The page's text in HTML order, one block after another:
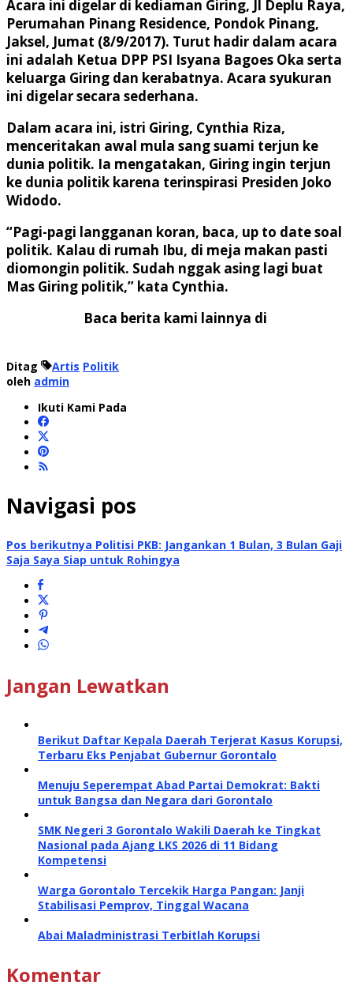
Acara ini digelar di kediaman Giring, Jl Deplu Raya,
Perumahan Pinang Residence, Pondok Pinang,
Jaksel, Jumat (8/9/2017). Turut hadir dalam acara
ini adalah Ketua DPP PSI Isyana Bagoes Oka serta
keluarga Giring dan kerabatnya. Acara syukuran
ini digelar secara sederhana.
Dalam acara ini, istri Giring, Cynthia Riza,
menceritakan awal mula sang suami terjun ke
dunia politik. Ia mengatakan, Giring ingin terjun
ke dunia politik karena terinspirasi Presiden Joko
Widodo.
“Pagi-pagi langganan koran, baca, up to date soal
politik. Kalau di rumah Ibu, di meja makan pasti
diomongin politik. Sudah nggak asing lagi buat
Mas Giring politik,” kata Cynthia.
Baca berita kami lainnya di
Ditag Artis Politik
oleh admin
Ikuti Kami Pada
Navigasi pos
Pos berikutnya Politisi PKB: Jangankan 1 Bulan, 3 Bulan Gaji
Saja Saya Siap untuk Rohingya
Jangan Lewatkan
Berikut Daftar Kepala Daerah Terjerat Kasus Korupsi,
Terbaru Eks Penjabat Gubernur Gorontalo
Menuju Seperempat Abad Partai Demokrat: Bakti
untuk Bangsa dan Negara dari Gorontalo
SMK Negeri 3 Gorontalo Wakili Daerah ke Tingkat
Nasional pada Ajang LKS 2026 di 11 Bidang
Kompetensi
Warga Gorontalo Tercekik Harga Pangan: Janji
Stabilisasi Pemprov, Tinggal Wacana
Abai Maladministrasi Terbitlah Korupsi
Komentar